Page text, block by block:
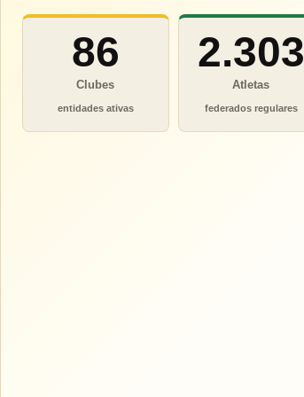
86
Clubes
entidades ativas
2.303
Atletas
federados regulares